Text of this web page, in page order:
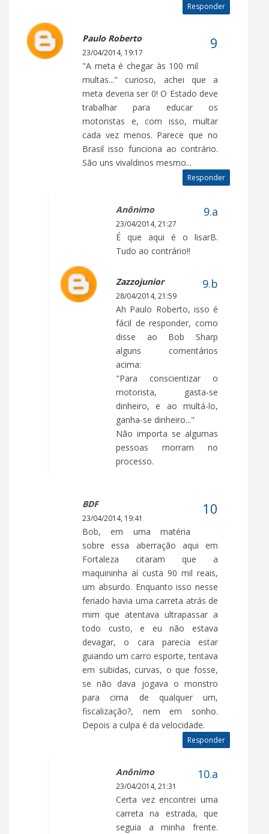
Responder
Paulo Roberto
23/04/2014, 19:17
"A meta é chegar às 100 mil
multas..." curioso, achei que a
meta deveria ser 0! O Estado deve
trabalhar para educar os
motoristas e, com isso, multar
cada vez menos. Parece que no
Brasil isso funciona ao contrário.
São uns vivaldinos mesmo...
Responder
Anônimo
23/04/2014, 21:27
É que aqui é o lisarB.
Tudo ao contrário!!
Zazzojunior
28/04/2014, 21:59
Ah Paulo Roberto, isso é
fácil de responder, como
disse ao Bob Sharp
alguns comentários
acima:
"Para conscientizar o
motorista, gasta-se
dinheiro, e ao multá-lo,
ganha-se dinheiro..."
Não importa se algumas
pessoas morram no
processo.
BDF
23/04/2014, 19:41
Bob, em uma matéria
sobre essa aberração aqui em
Fortaleza citaram que a
maquininha aí custa 90 mil reais,
um absurdo. Enquanto isso nesse
feriado havia uma carreta atrás de
mim que atentava ultrapassar a
todo custo, e eu não estava
devagar, o cara parecia estar
guiando um carro esporte, tentava
em subidas, curvas, o que fosse,
se não dava jogava o monstro
para cima de qualquer um,
fiscalização?, nem em sonho.
Depois a culpa é da velocidade.
Responder
Anônimo
23/04/2014, 21:31
Certa vez encontrei uma
carreta na estrada, que
seguia a minha frente.